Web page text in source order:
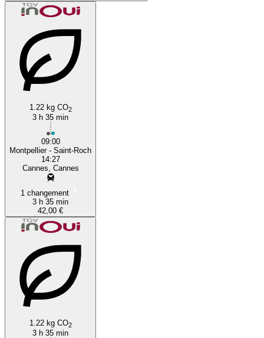
Montpellier
1.22 kg CO2
3 h 35 min
09:00
Montpellier - Saint-Roch
14:27
Cannes, Cannes
1 changement
3 h 35 min
42,00 €
1.22 kg CO2
3 h 35 min